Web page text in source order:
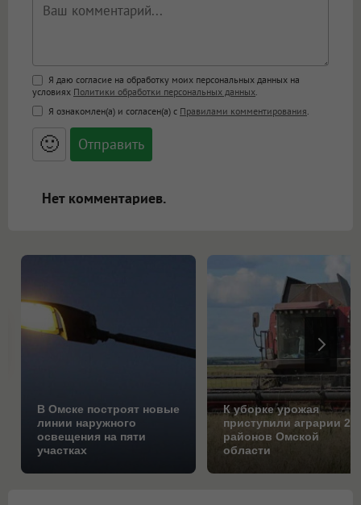
Поддержка HTML
<b>, <strong>, <u>, <i>, <em>, <s>, <big>,
<small>, <sup>, <sub>, <pre>, <ul>, <ol>, <li>,
<blockquote>, <code> экранирует HTML,
адреса URL автоматически становятся
ссылками, и [img]адрес[/img] будет
Я даю согласие на обработку моих персональных данных на
условиях Политики обработки персональных данных
Я ознакомлен(а) и согласен(а) с Правилами комментирования
🙂
Нет комментариев.
В Омске построят новые
линии наружного
освещения на пяти
участках
К уборке урожая
приступили аграрии 25
районов Омской
области